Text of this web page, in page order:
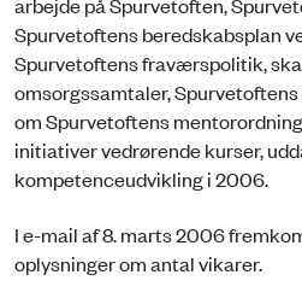
Spurvetoftens beredskabsplan
Spurvetoftens fraværspolitik,
omsorgssamtaler,
om Spurvetoftens
initiativer vedrørende kurser,
kompetenceudvikling i 2006.
I e-mail af 8. marts 2006
oplysninger om antal vikarer.